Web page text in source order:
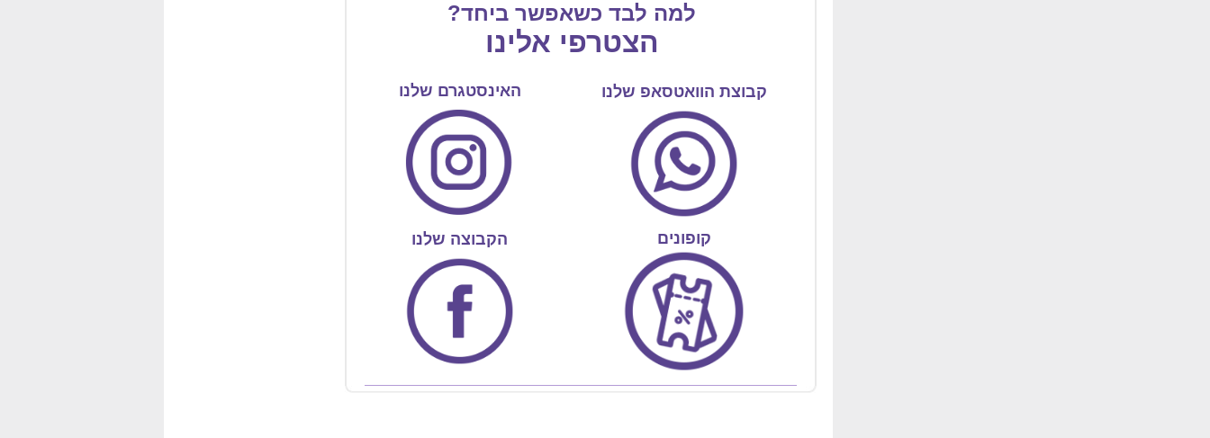
למה לבד כשאפשר ביחד?
הצטרפי אלינו
קבוצת הוואטסאפ שלנו האינסטגרם שלנו
קופונים הקבוצה שלנו